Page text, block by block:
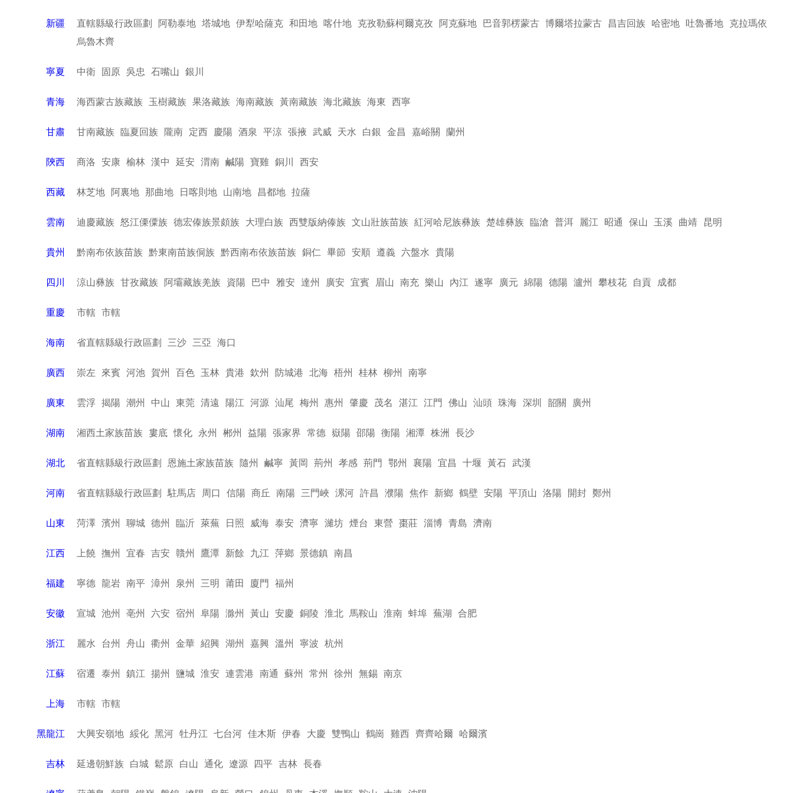
新疆 直轄縣級行政區劃 阿勒泰地 塔城地 伊犁哈薩克 和田地 喀什地 克孜勒蘇柯爾克孜 阿克蘇地 巴音郭楞蒙古 博爾塔拉蒙古 昌吉回族 哈密地 吐魯番地
克拉瑪依
烏魯木齊
寧夏 中衛 固原 吳忠 石嘴山 銀川
青海 海西蒙古族藏族 玉樹藏族 果洛藏族 海南藏族 黃南藏族 海北藏族 海東 西寧
甘肅 甘南藏族 臨夏回族 隴南 定西 慶陽 酒泉 平涼 張掖 武威 天水 白銀 金昌 嘉峪關 蘭州
陝西 商洛 安康 榆林 漢中 延安 渭南 鹹陽 寶雞 銅川 西安
西藏 林芝地 阿裏地 那曲地 日喀則地 山南地 昌都地 拉薩
雲南 迪慶藏族 怒江傈僳族 德宏傣族景頗族 大理白族 西雙版納傣族 文山壯族苗族 紅河哈尼族彝族 楚雄彝族 臨滄 普洱 麗江 昭通 保山 玉溪 曲靖 昆明
貴州 黔南布依族苗族 黔東南苗族侗族 黔西南布依族苗族 銅仁 畢節 安順 遵義 六盤水 貴陽
四川 涼山彝族 甘孜藏族 阿壩藏族羌族 資陽 巴中 雅安 達州 廣安 宜賓 眉山 南充 樂山 內江 遂寧 廣元 綿陽 德陽 瀘州 攀枝花 自貢 成都
重慶 市轄 市轄
海南 省直轄縣級行政區劃 三沙 三亞 海口
廣西 崇左 來賓 河池 賀州 百色 玉林 貴港 欽州 防城港 北海 梧州 桂林 柳州 南寧
廣東 雲浮 揭陽 潮州 中山 東莞 清遠 陽江 河源 汕尾 梅州 惠州 肇慶 茂名 湛江 江門 佛山 汕頭 珠海 深圳 韶關 廣州
湖南 湘西土家族苗族 婁底 懷化 永州 郴州 益陽 張家界 常德 嶽陽 邵陽 衡陽 湘潭 株洲 長沙
湖北 省直轄縣級行政區劃 恩施土家族苗族 隨州 鹹寧 黃岡 荊州 孝感 荊門 鄂州 襄陽 宜昌 十堰 黃石 武漢
河南 省直轄縣級行政區劃 駐馬店 周口 信陽 商丘 南陽 三門峽 漯河 許昌 濮陽 焦作 新鄉 鶴壁 安陽 平頂山 洛陽 開封 鄭州
山東 菏澤 濱州 聊城 德州 臨沂 萊蕪 日照 威海 泰安 濟寧 濰坊 煙台 東營 棗莊 淄博 青島 濟南
江西 上饒 撫州 宜春 吉安 贛州 鷹潭 新餘 九江 萍鄉 景德鎮 南昌
福建 寧德 龍岩 南平 漳州 泉州 三明 莆田 廈門 福州
安徽 宣城 池州 亳州 六安 宿州 阜陽 滁州 黃山 安慶 銅陵 淮北 馬鞍山 淮南 蚌埠 蕪湖 合肥
浙江 麗水 台州 舟山 衢州 金華 紹興 湖州 嘉興 溫州 寧波 杭州
江蘇 宿遷 泰州 鎮江 揚州 鹽城 淮安 連雲港 南通 蘇州 常州 徐州 無錫 南京
上海 市轄 市轄
黑龍江 大興安嶺地 綏化 黑河 牡丹江 七台河 佳木斯 伊春 大慶 雙鴨山 鶴崗 雞西 齊齊哈爾 哈爾濱
吉林 延邊朝鮮族 白城 鬆原 白山 通化 遼源 四平 吉林 長春